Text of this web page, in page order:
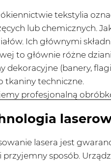
tekstylia
lub chemicznych.
Ich głównymi
to głównie różne
dekoracyjne (banery,
tkaniny techniczne.
profesjonalną
lasera jest
przyjemny sposób.